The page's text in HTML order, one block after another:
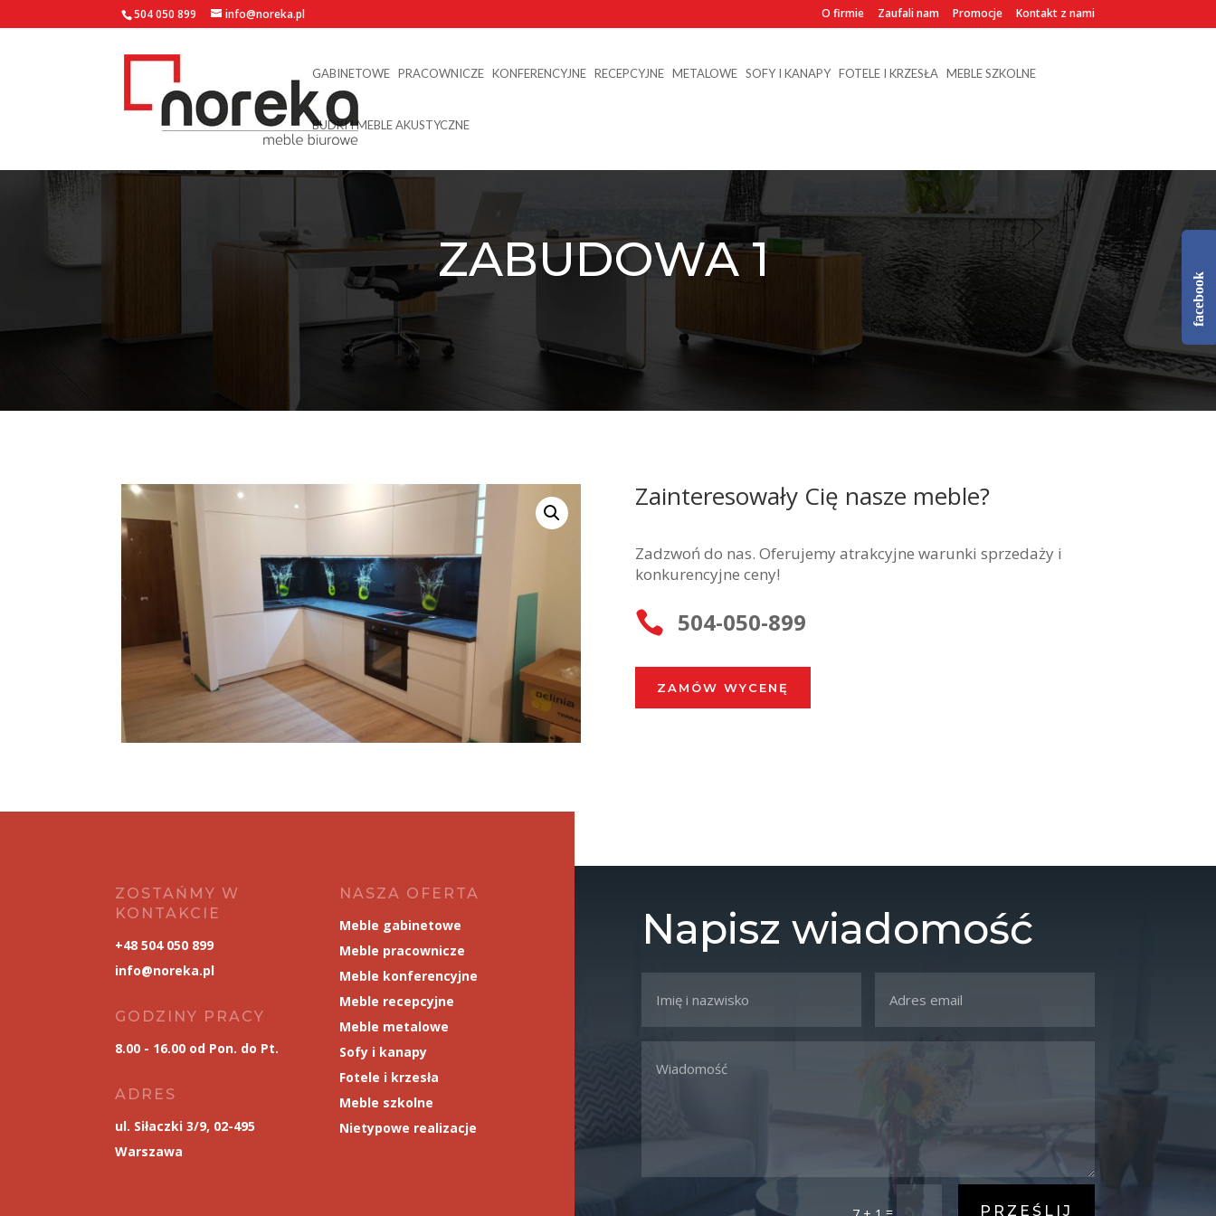
facebook
504 050 899 info@noreka.pl O firmie Zaufali nam Promocje Kontakt z nami
GABINETOWE PRACOWNICZE KONFERENCYJNE RECEPCYJNE METALOWE SOFY I KANAPY FOTELE I KRZESŁA MEBLE SZKOLNE
BUDKI I MEBLE AKUSTYCZNE
ZABUDOWA 1
Zainteresowały Cię nasze meble?
Zadzwoń do nas. Oferujemy atrakcyjne warunki sprzedaży i
konkurencyjne ceny!
 504-050-899
ZAMÓW WYCENĘ
ZOSTAŃMY W
KONTAKCIE
+48 504 050 899
info@noreka.pl
GODZINY PRACY
8.00 - 16.00 od Pon. do Pt.
ADRES
ul. Siłaczki 3/9, 02-495
Warszawa
NASZA OFERTA
Meble gabinetowe
Meble pracownicze
Meble konferencyjne
Meble recepcyjne
Meble metalowe
Sofy i kanapy
Fotele i krzesła
Meble szkolne
Nietypowe realizacje
Napisz wiadomość
= PRZEŚLIJ